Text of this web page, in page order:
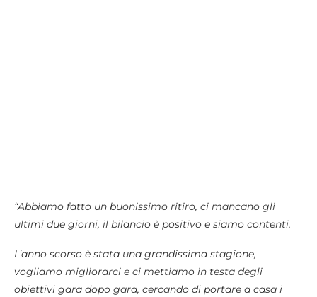
“Abbiamo fatto un buonissimo ritiro, ci mancano gli
ultimi due giorni, il bilancio è positivo e siamo contenti.
L’anno scorso è stata una grandissima stagione,
vogliamo migliorarci e ci mettiamo in testa degli
obiettivi gara dopo gara, cercando di portare a casa i